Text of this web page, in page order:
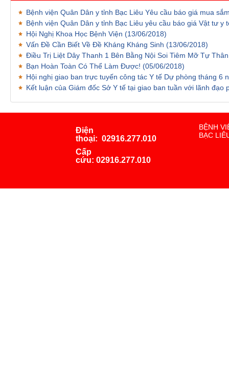
Bệnh viện Quân Dân y tỉnh Bạc Liêu Yêu cầu báo giá mua
Bệnh viện Quân Dân y tỉnh Bạc Liêu yêu cầu báo giá Vật tư y
Hội Nghị Khoa Học Bệnh Viện (13/06/2018)
Vấn Đề Cần Biết Về Đề Kháng Kháng Sinh (13/06/2018)
Điều Trị Liệt Dây Thanh 1 Bên Bằng Nội Soi Tiêm Mỡ Tự
Bạn Hoàn Toàn Có Thể Làm Được! (05/06/2018)
Hội nghị giao ban trực tuyến công tác Y tế Dự phòng tháng 6
Kết luận của Giám đốc Sở Y tế tại giao ban tuần với lãnh
Điện
thoại: 02916.277.010
Cấp
cứu: 02916.277.010
BỆNH
BẠC